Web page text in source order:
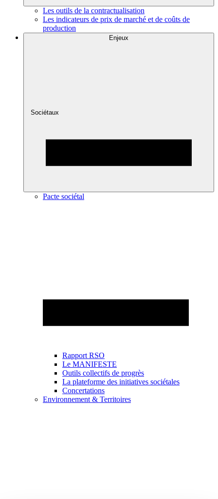
Les outils de la contractualisation
Les indicateurs de prix de marché et de coûts de
production
Enjeux
Sociétaux
Pacte sociétal
Rapport RSO
Le MANIFESTE
Outils collectifs de progrès
La plateforme des initiatives sociétales
Concertations
Environnement & Territoires